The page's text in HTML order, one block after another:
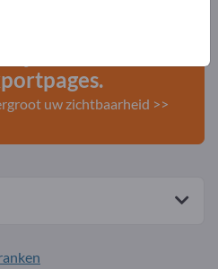
hier
en uw
uw zichtbaarheid >>